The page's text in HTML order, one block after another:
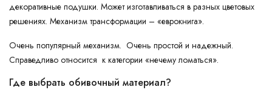
декоративные подушки. Может изготавливаться в разных цветовых
решениях. Механизм трансформации – «еврокнига».
Очень популярный механизм. Очень простой и надежный.
Справедливо относится к категории «нечему ломаться».
Где выбрать обивочный материал?